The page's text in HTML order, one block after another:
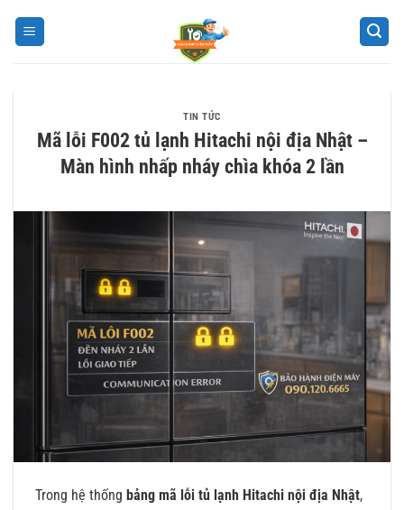
TIN TỨC
Mã lỗi F002 tủ lạnh Hitachi nội địa Nhật –
Màn hình nhấp nháy chìa khóa 2 lần
Trong hệ thống bảng mã lỗi tủ lạnh Hitachi nội địa Nhật,